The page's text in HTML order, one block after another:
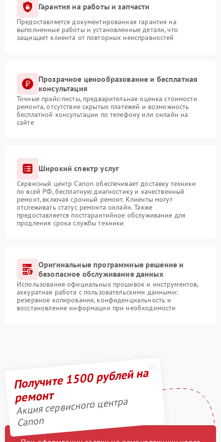
Гарантия на работы и запчасти
Предоставляется документированная гарантия на
выполненные работы и установленные детали, что
защищает клиента от повторных неисправностей
Прозрачное ценообразование и бесплатная
консультация
Точные прайс-листы, предварительная оценка стоимости
ремонта, отсутствие скрытых платежей и возможность
бесплатной консультации по телефону или онлайн на
сайте
Широкий спектр услуг
Сервисный центр Canon обеспечивает доставку техники
по всей РФ, бесплатную диагностику и качественный
ремонт, включая срочный ремонт. Клиенты могут
отслеживать статус ремонта онлайн. Также
предоставляется постгарантийное обслуживание для
продления срока службы техники
Оригинальные программные решение и
безопасное обслуживание данных
Использование официальных прошивок и инструментов,
аккуратная работа с пользовательскими данными:
резервное копирование, конфиденциальность и
восстановление информации при необходимости
Получите 1500 рублей на
ремонт
Акция сервисного центра
Canon